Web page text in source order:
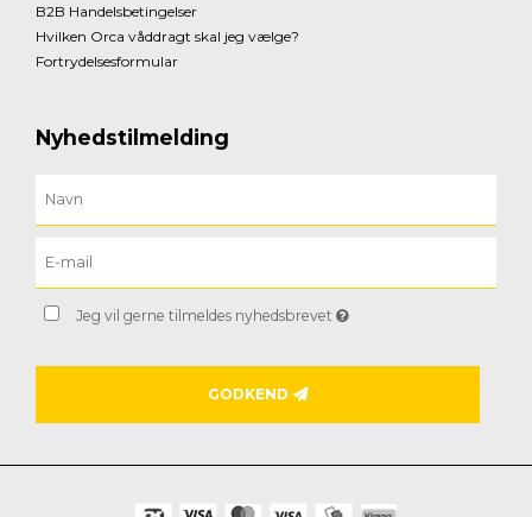
B2B Handelsbetingelser
Hvilken Orca våddragt skal jeg vælge?
Fortrydelsesformular
Nyhedstilmelding
Jeg vil gerne tilmeldes nyhedsbrevet
GODKEND